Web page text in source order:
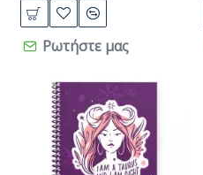
Ρωτήστε μας